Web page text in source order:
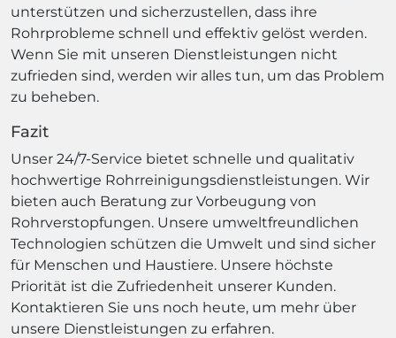
unterstützen und sicherzustellen, dass ihre
Rohrprobleme schnell und effektiv gelöst werden.
Wenn Sie mit unseren Dienstleistungen nicht
zufrieden sind, werden wir alles tun, um das Problem
zu beheben.
Fazit
Unser 24/7-Service bietet schnelle und qualitativ
hochwertige Rohrreinigungsdienstleistungen. Wir
bieten auch Beratung zur Vorbeugung von
Rohrverstopfungen. Unsere umweltfreundlichen
Technologien schützen die Umwelt und sind sicher
für Menschen und Haustiere. Unsere höchste
Priorität ist die Zufriedenheit unserer Kunden.
Kontaktieren Sie uns noch heute, um mehr über
unsere Dienstleistungen zu erfahren.